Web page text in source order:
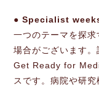
● Specialist
一つのテーマを探
場合がございます。
Get Ready for
スです。病院や研